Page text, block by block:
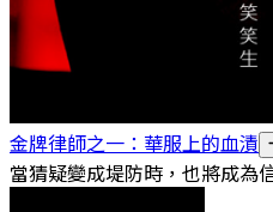
金牌律師之一：華服上的血漬
當猜疑變成堤防時，也將成為